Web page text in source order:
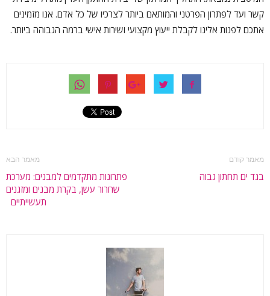
קשר ועד לפתרון הפרטני והמותאם ביותר לצרכיו של כל אדם. אנו מזמינים
אתכם לפנות אלינו לקבלת ייעוץ מקצועי ושירות אישי ברמה הגבוהה ביותר.
מאמר קודם
בגד ים תחתון גבוה
מאמר הבא
פתרונות מתקדמים למבנים: מערכת
שחרור עשן, בקרת מבנים ומזגנים
תעשייתיים